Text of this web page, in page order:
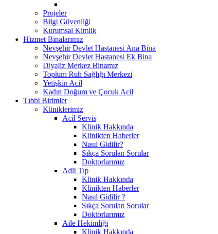
Projeler
Bilgi Güvenliği
Kurumsal Kimlik
Hizmet Binalarımız
Nevşehir Devlet Hastanesi Ana Bina
Nevşehir Devlet Hastanesi Ek Bina
Diyaliz Merkez Binamız
Toplum Ruh Sağlığı Merkezi
Yetişkin Acil
Kadın Doğum ve Çocuk Acil
Tıbbi Birimler
Kliniklerimiz
Acil Servis
Klinik Hakkında
Klinikten Haberler
Nasıl Gidilir?
Sıkça Sorulan Sorular
Doktorlarımız
Adli Tıp
Klinik Hakkında
Klinikten Haberler
Nasıl Gidilir ?
Sıkça Sorulan Sorular
Doktorlarımız
Aile Hekimliği
Klinik Hakkında